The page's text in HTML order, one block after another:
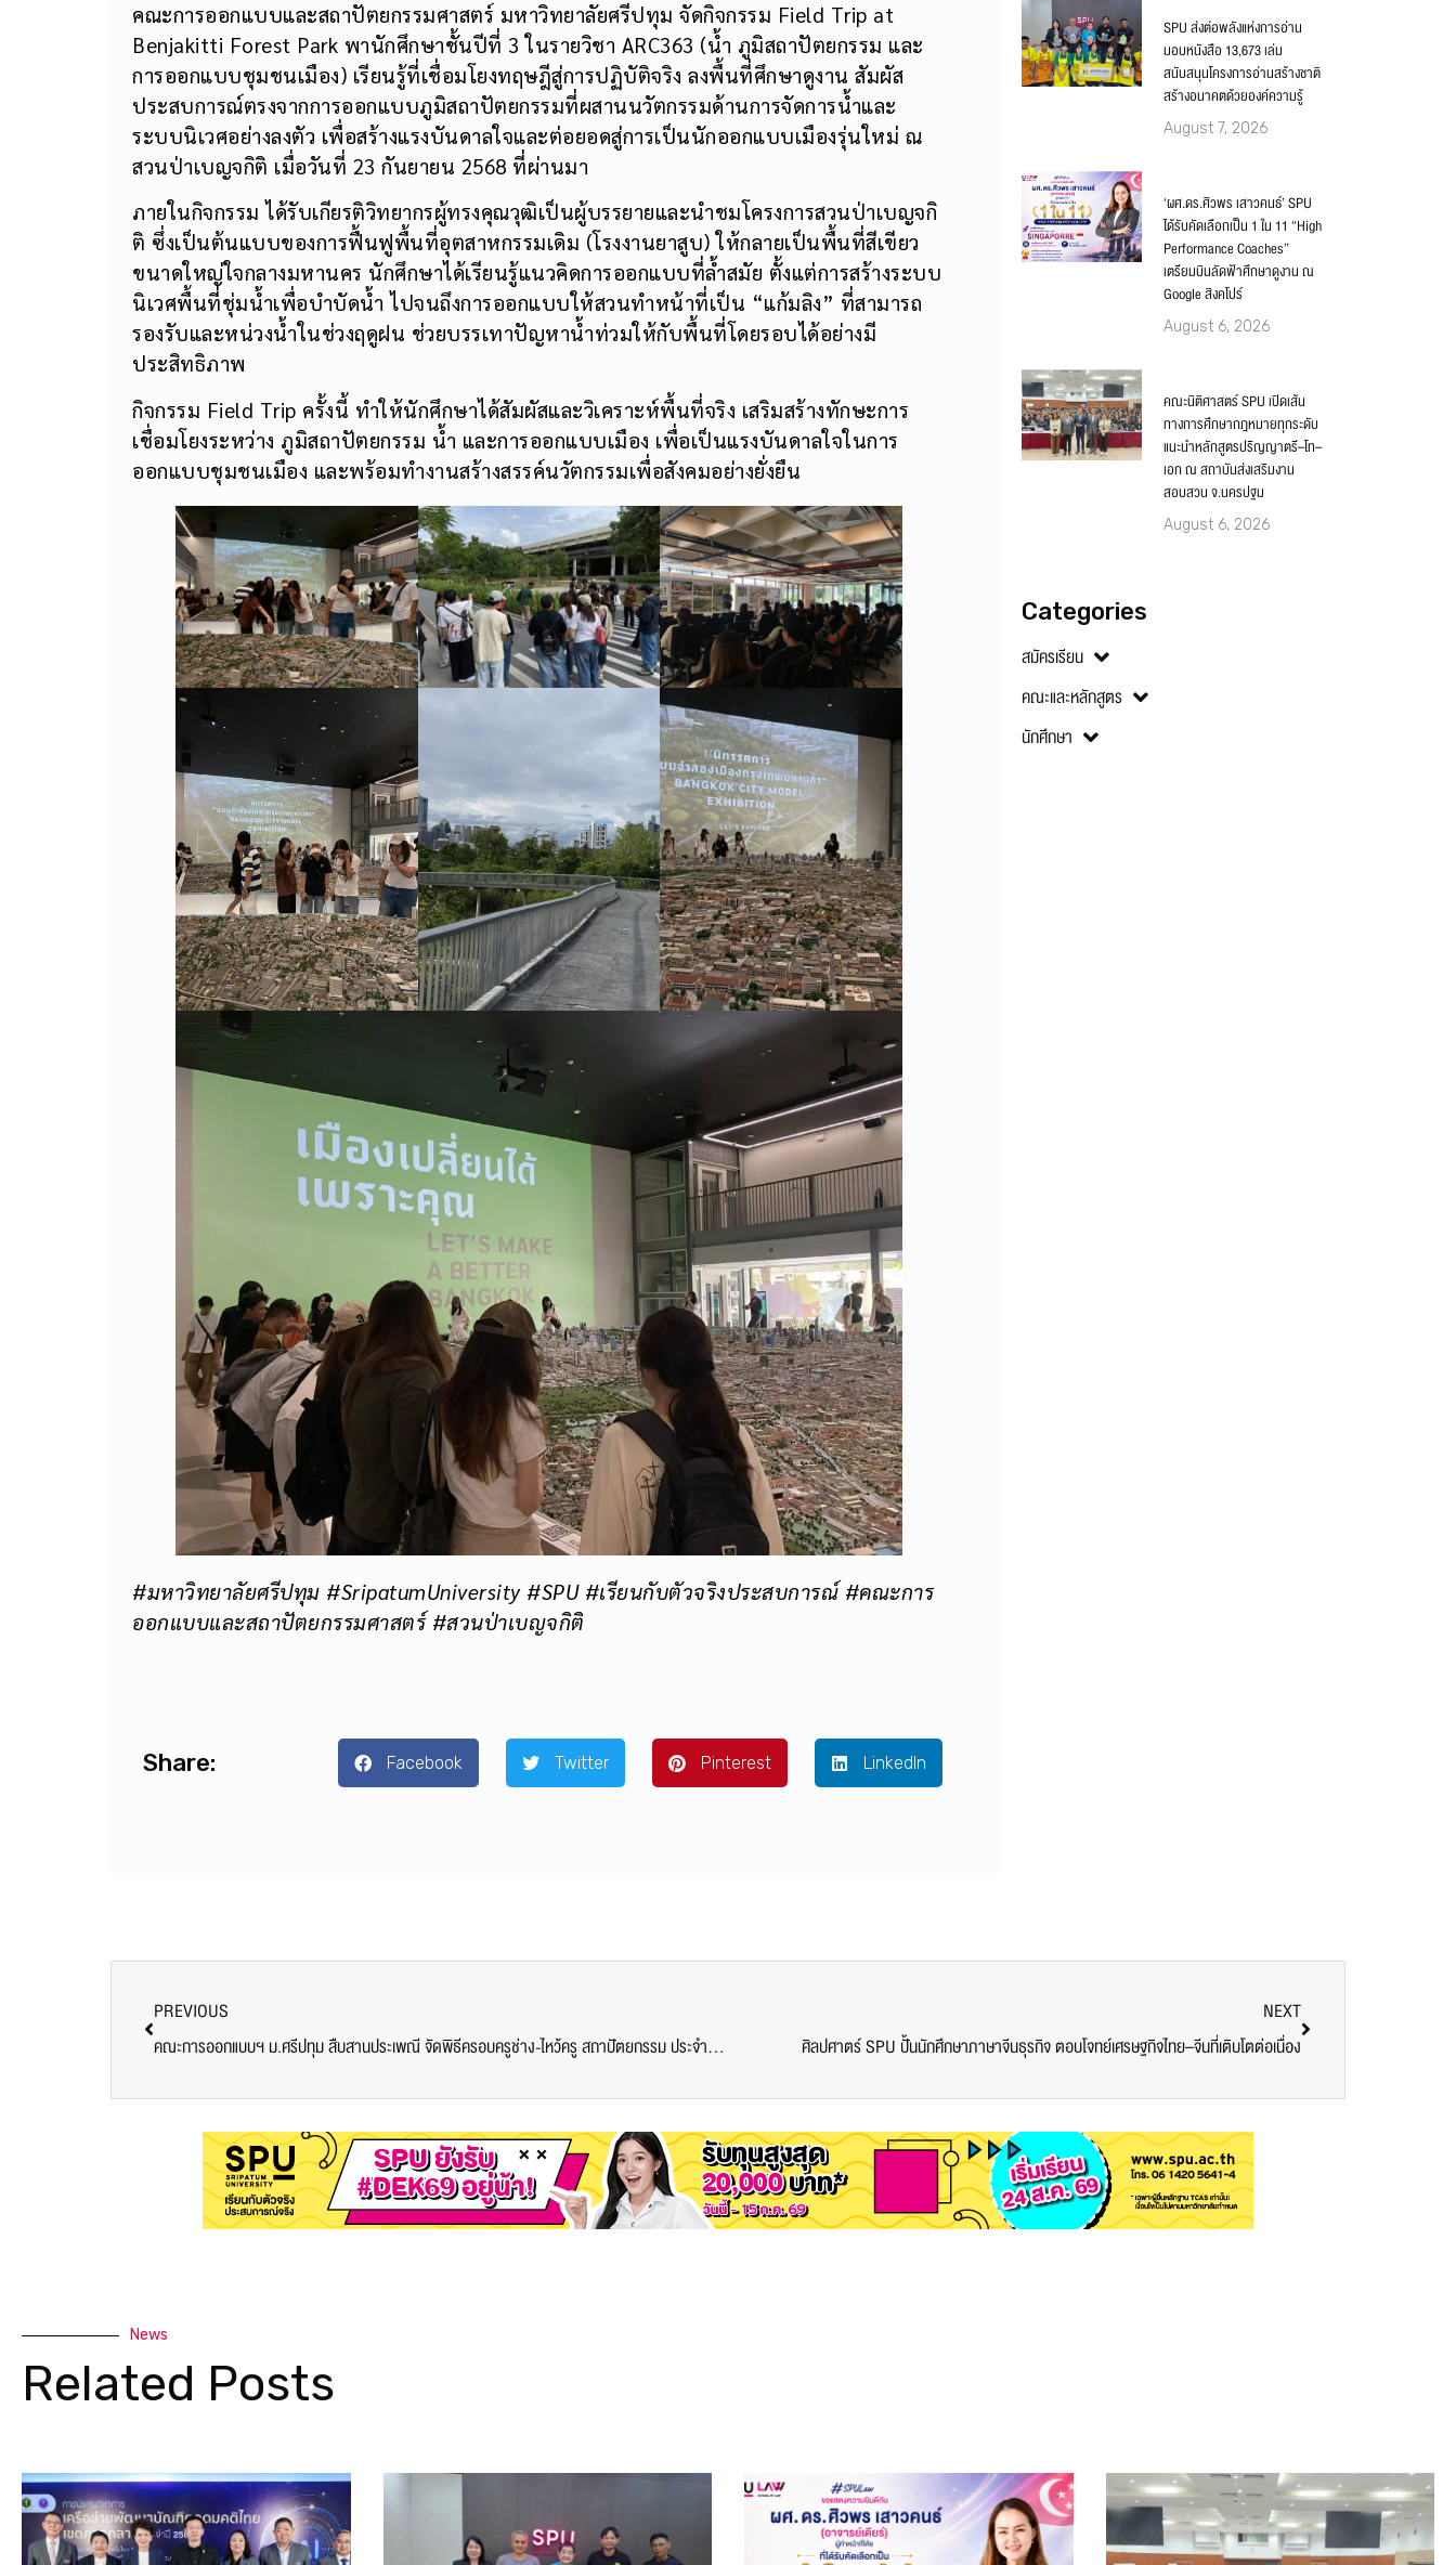
คณะการออกแบบและสถาปัตยกรรมศาสตร์ มหาวิทยาลัยศรีปทุม จัดกิจกรรม Field Trip at
Benjakitti Forest Park พานักศึกษาชั้นปีที่ 3 ในรายวิชา ARC363 (น้ำ ภูมิสถาปัตยกรรม และ
การออกแบบชุมชนเมือง) เรียนรู้ที่เชื่อมโยงทฤษฎีสู่การปฏิบัติจริง ลงพื้นที่ศึกษาดูงาน สัมผัส
ประสบการณ์ตรงจากการออกแบบภูมิสถาปัตยกรรมที่ผสานนวัตกรรมด้านการจัดการน้ำและ
ระบบนิเวศอย่างลงตัว เพื่อสร้างแรงบันดาลใจและต่อยอดสู่การเป็นนักออกแบบเมืองรุ่นใหม่ ณ
สวนป่าเบญจกิติ เมื่อวันที่ 23 กันยายน 2568 ที่ผ่านมา
ภายในกิจกรรม ได้รับเกียรติวิทยากรผู้ทรงคุณวุฒิเป็นผู้บรรยายและนำชมโครงการสวนป่าเบญจกิ
ติ ซึ่งเป็นต้นแบบของการฟื้นฟูพื้นที่อุตสาหกรรมเดิม (โรงงานยาสูบ) ให้กลายเป็นพื้นที่สีเขียว
ขนาดใหญ่ใจกลางมหานคร นักศึกษาได้เรียนรู้แนวคิดการออกแบบที่ล้ำสมัย ตั้งแต่การสร้างระบบ
นิเวศพื้นที่ชุ่มน้ำเพื่อบำบัดน้ำ ไปจนถึงการออกแบบให้สวนทำหน้าที่เป็น “แก้มลิง” ที่สามารถ
รองรับและหน่วงน้ำในช่วงฤดูฝน ช่วยบรรเทาปัญหาน้ำท่วมให้กับพื้นที่โดยรอบได้อย่างมี
ประสิทธิภาพ
กิจกรรม Field Trip ครั้งนี้ ทำให้นักศึกษาได้สัมผัสและวิเคราะห์พื้นที่จริง เสริมสร้างทักษะการ
เชื่อมโยงระหว่าง ภูมิสถาปัตยกรรม น้ำ และการออกแบบเมือง เพื่อเป็นแรงบันดาลใจในการ
ออกแบบชุมชนเมือง และพร้อมทำงานสร้างสรรค์นวัตกรรมเพื่อสังคมอย่างยั่งยืน
#มหาวิทยาลัยศรีปทุม #SripatumUniversity #SPU #เรียนกับตัวจริงประสบการณ์ #คณะการ
ออกแบบและสถาปัตยกรรมศาสตร์#สวนป่าเบญจกิติ
Share: Facebook Twitter Pinterest LinkedIn
SPU ส่งต่อพลังแห่งการอ่าน
มอบหนังสือ 13,673 เล่ม
สนับสนุนโครงการอ่านสร้างชาติ
สร้างอนาคตด้วยองค์ความรู้
August 7, 2026
‘ผศ.ดร.ศิวพร เสาวคนธ์’ SPU
ได้รับคัดเลือกเป็น 1 ใน 11 “High
Performance Coaches”
เตรียมบินลัดฟ้าศึกษาดูงาน ณ
Google สิงคโปร์
August 6, 2026
คณะนิติศาสตร์ SPU เปิดเส้น
ทางการศึกษากฎหมายทุกระดับ
แนะนำหลักสูตรปริญญาตรี–โท–
เอก ณ สถาบันส่งเสริมงาน
สอบสวน จ.นครปฐม
August 6, 2026
Categories
สมัครเรียน
คณะและหลักสูตร
นักศึกษา
PREVIOUS
คณะการออกแบบฯ ม.ศรีปทุม สืบสานประเพณี จัดพิธีครอบครูช่าง-ไหว้ครู สถาปัตยกรรม ประจำปี 2568
NEXT
ศิลปศาตร์ SPU ปั้นนักศึกษาภาษาจีนธุรกิจ ตอบโจทย์เศรษฐกิจไทย–จีนที่เติบโตต่อเนื่อง
News
Related Posts